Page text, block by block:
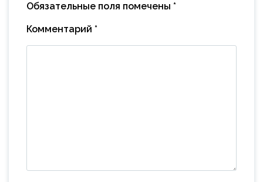
Обязательные поля помечены *
Комментарий *